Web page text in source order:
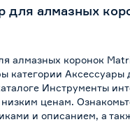
для алмазных
алмазных коронок
категории Аксессуары
Инструменты
ценам.
и описанием, а